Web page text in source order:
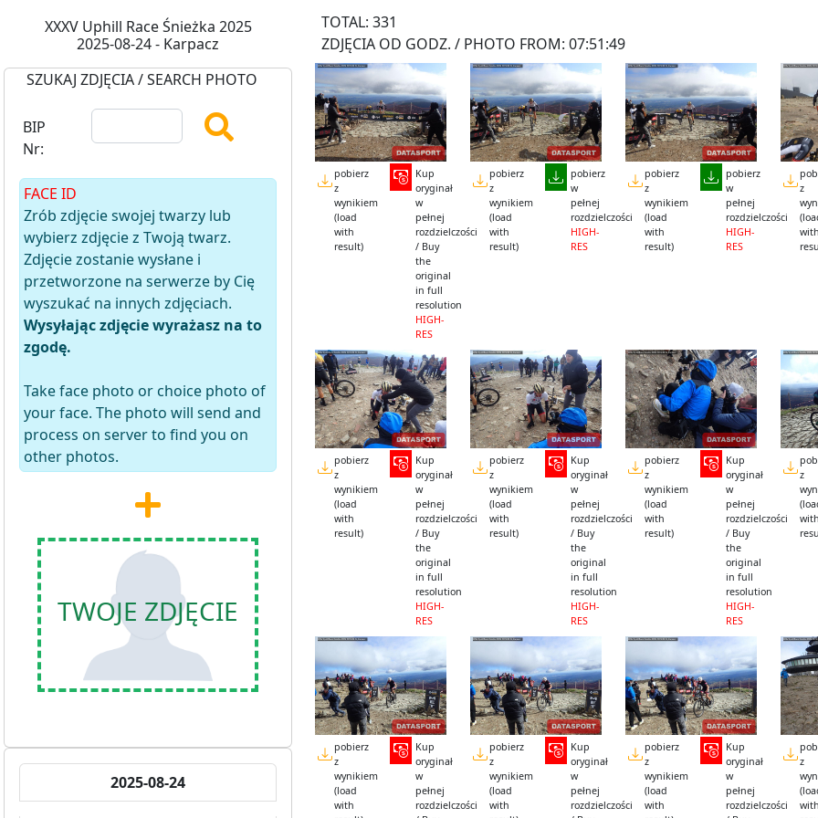
XXXV Uphill Race Śnieżka 2025
2025-08-24 - Karpacz
SZUKAJ ZDJĘCIA / SEARCH PHOTO
BIP
Nr:
FACE ID
Zrób zdjęcie swojej twarzy lub
wybierz zdjęcie z Twoją twarz.
Zdjęcie zostanie wysłane i
przetworzone na serwerze by Cię
wyszukać na innych zdjęciach.
Wysyłając zdjęcie wyrażasz na to
zgodę.
Take face photo or choice photo of
your face. The photo will send and
process on server to find you on
other photos.
TWOJE ZDJĘCIE
2025-08-24
TOTAL: 331
ZDJĘCIA OD GODZ. / PHOTO FROM: 07:51:49
pobierz
z
wynikiem
(load
with
result)
Kup
oryginał
w
pełnej
rozdzielczości
/ Buy
the
original
in full
resolution
HIGH-
RES
pobierz
z
wynikiem
(load
with
result)
pobierz
w
pełnej
rozdzielczości
HIGH-
RES
pobierz
z
wynikiem
(load
with
result)
pobierz
w
pełnej
rozdzielczości
HIGH-
RES
z
with
pobierz
z
wynikiem
(load
with
result)
Kup
oryginał
w
pełnej
rozdzielczości
/ Buy
the
original
in full
resolution
HIGH-
RES
pobierz
z
wynikiem
(load
with
result)
Kup
oryginał
w
pełnej
rozdzielczości
/ Buy
the
original
in full
resolution
HIGH-
RES
pobierz
z
wynikiem
(load
with
result)
Kup
oryginał
w
pełnej
rozdzielczości
/ Buy
the
original
in full
resolution
HIGH-
RES
z
with
pobierz
z
wynikiem
(load
with
Kup
oryginał
w
pełnej
rozdzielczości
pobierz
z
wynikiem
(load
with
Kup
oryginał
w
pełnej
rozdzielczości
pobierz
z
wynikiem
(load
with
Kup
oryginał
w
pełnej
rozdzielczości
z
with